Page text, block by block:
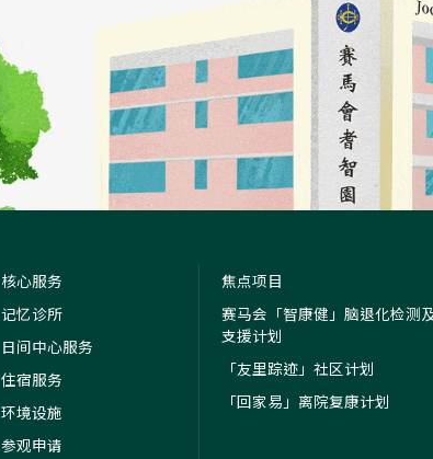
核心服务
记忆诊所
日间中心服务
住宿服务
环境设施
参观申请
焦点项目
赛马会「智康健」脑退化检测
支援计划
「友里踪迹」社区计划
「回家易」离院复康计划